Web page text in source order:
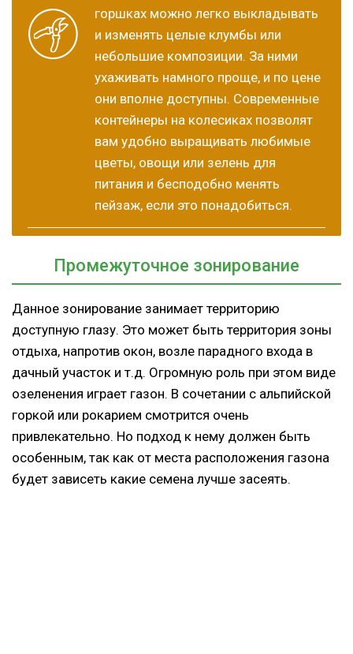
горшках можно легко выкладывать
и изменять целые клумбы или
небольшие композиции. За ними
ухаживать намного проще, и по цене
они вполне доступны. Современные
контейнеры на колесиках позволят
вам удобно выращивать любимые
цветы, овощи или зелень для
питания и бесподобно менять
пейзаж, если это понадобиться.
Промежуточное зонирование
Данное зонирование занимает территорию
доступную глазу. Это может быть территория зоны
отдыха, напротив окон, возле парадного входа в
дачный участок и т.д. Огромную роль при этом виде
озеленения играет газон. В сочетании с альпийской
горкой или рокарием смотрится очень
привлекательно. Но подход к нему должен быть
особенным, так как от места расположения газона
будет зависеть какие семена лучше засеять.